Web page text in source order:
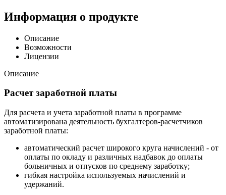
Информация о продукте
Описание
Возможности
Лицензии
Описание
Расчет заработной платы
Для расчета и учета заработной платы в программе
автоматизирована деятельность бухгалтеров-расчетчиков
заработной платы:
автоматический расчет широкого круга начислений - от
оплаты по окладу и различных надбавок до оплаты
больничных и отпусков по среднему заработку;
гибкая настройка используемых начислений и
удержаний.